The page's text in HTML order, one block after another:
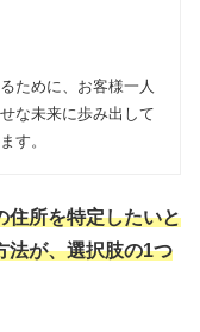
ために、お客様一人
な未来に歩み出して
す。
住所を特定したいと
法が、選択肢の1つ